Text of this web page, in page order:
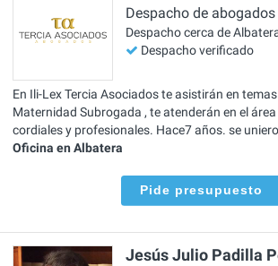
Despacho de abogados
Despacho cerca de
Despacho verificado
En Ili-Lex Tercia Asociados te asistirán en
Maternidad Subrogada , te atenderán en el
cordiales y profesionales. Hace7 años. se
Oficina en Albatera
Pide presupuesto
Jesús Julio Padilla